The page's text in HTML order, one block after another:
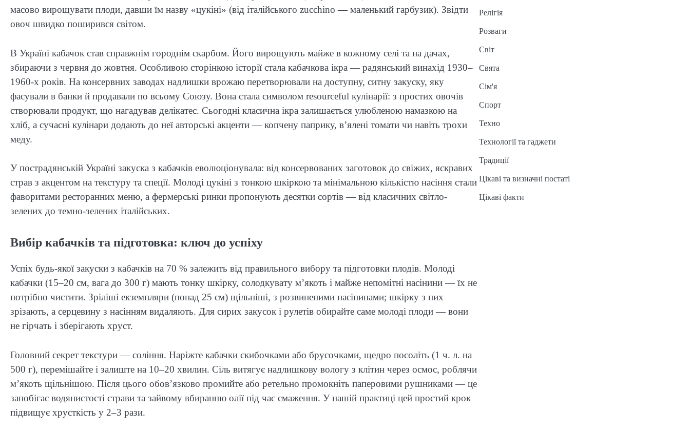
масово вирощувати плоди, давши їм назву «цукіні» (від італійського zucchino — маленький гарбузик). Звідти
овоч швидко поширився світом.
В Україні кабачок став справжнім городнім скарбом. Його вирощують майже в кожному селі та на дачах,
збираючи з червня до жовтня. Особливою сторінкою історії стала кабачкова ікра — радянський винахід 1930–
1960-х років. На консервних заводах надлишки врожаю перетворювали на доступну, ситну закуску, яку
фасували в банки й продавали по всьому Союзу. Вона стала символом resourceful кулінарії: з простих овочів
створювали продукт, що нагадував делікатес. Сьогодні класична ікра залишається улюбленою намазкою на
хліб, а сучасні кулінари додають до неї авторські акценти — копчену паприку, в’ялені томати чи навіть трохи
меду.
У пострадянській Україні закуска з кабачків еволюціонувала: від консервованих заготовок до свіжих, яскравих
страв з акцентом на текстуру та спеції. Молоді цукіні з тонкою шкіркою та мінімальною кількістю насіння стали
фаворитами ресторанних меню, а фермерські ринки пропонують десятки сортів — від класичних світло-
зелених до темно-зелених італійських.
Вибір кабачків та підготовка: ключ до успіху
Успіх будь-якої закуски з кабачків на 70 % залежить від правильного вибору та підготовки плодів. Молоді
кабачки (15–20 см, вага до 300 г) мають тонку шкірку, солодкувату м’якоть і майже непомітні насінини — їх не
потрібно чистити. Зріліші екземпляри (понад 25 см) щільніші, з розвиненими насінинами; шкірку з них
зрізають, а серцевину з насінням видаляють. Для сирих закусок і рулетів обирайте саме молоді плоди — вони
не гірчать і зберігають хруст.
Головний секрет текстури — соління. Наріжте кабачки скибочками або брусочками, щедро посоліть (1 ч. л. на
500 г), перемішайте і залиште на 10–20 хвилин. Сіль витягує надлишкову вологу з клітин через осмос, роблячи
м’якоть щільнішою. Після цього обов’язково промийте або ретельно промокніть паперовими рушниками — це
запобігає водянистості страви та зайвому вбиранню олії під час смаження. У нашій практиці цей простий крок
підвищує хрусткість у 2–3 рази.
Релігія
Розваги
Світ
Свята
Сім'я
Спорт
Техно
Технології та гаджети
Традиції
Цікаві та визначні постаті
Цікаві факти